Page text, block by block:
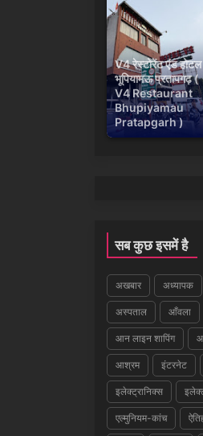
V4 रेस्टोरेंट एंड होटल
भूपियामऊ प्रतापगढ़ (
V4 Restaurant
Bhupiyamau
Pratapgarh )
सब कुछ इसमें है
अखबार अध्यापक
अस्पताल आँवला
आन लाइन शापिंग
आश्रम इंटरनेट
इलेक्ट्रानिक्स
एल्मुनियम-कांच